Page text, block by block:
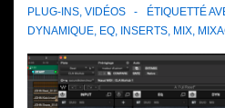
PLUG-INS, VIDÉOS ÉTIQUETTÉ
DYNAMIQUE, EQ, INSERTS, MIX,